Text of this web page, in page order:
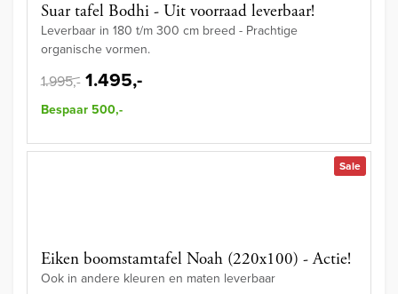
Suar tafel Bodhi - Uit voorraad leverbaar!
Leverbaar in 180 t/m 300 cm breed - Prachtige
organische vormen.
1.995,- 1.495,-
Bespaar 500,-
Sale
Eiken boomstamtafel Noah (220x100) - Actie!
Ook in andere kleuren en maten leverbaar